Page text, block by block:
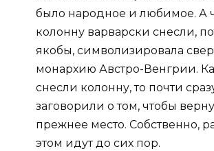
было народное и любимое. А
колонну варварски снесли,
якобы, символизировала
монархию Австро-Венгрии.
снесли колонну, то почти
заговорили о том, чтобы
прежнее место. Собственно,
этом идут до сих пор.